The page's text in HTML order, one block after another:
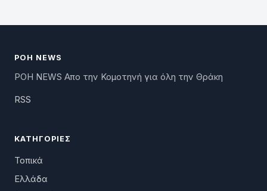
ΡΟΗ NEWS
ΡΟΗ NEWS Απο την Κομοτηνή για όλη την Θράκη
RSS
ΚΑΤΗΓΟΡΊΕΣ
Τοπικά
Ελλάδα